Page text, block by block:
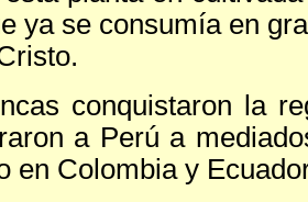
ya se consumía en
conquistaron la
a Perú a
en Colombia y